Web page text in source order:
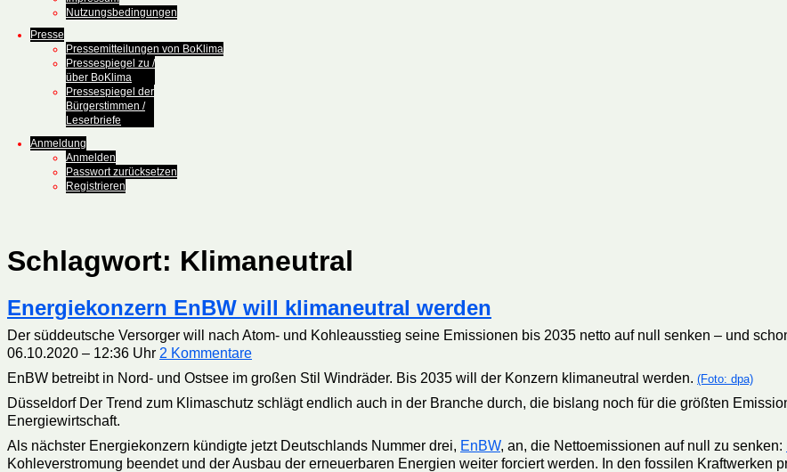
Nutzungsbedingungen
Presse
Pressemitteilungen von BoKlima
Pressespiegel zu /
über BoKlima
Pressespiegel der
Bürgerstimmen /
Leserbriefe
Anmeldung
Anmelden
Passwort zurücksetzen
Registrieren
Schlagwort: Klimaneutral
Energiekonzern EnBW will klimaneutral werden
Der süddeutsche Versorger will nach Atom- und Kohleausstieg seine Emissionen bis 2035 netto auf null senken – und
06.10.2020 – 12:36 Uhr 2 Kommentare
EnBW betreibt in Nord- und Ostsee im großen Stil Windräder. Bis 2035 will der Konzern klimaneutral werden. (Foto: dpa)
Düsseldorf Der Trend zum Klimaschutz schlägt endlich auch in der Branche durch, die bislang noch für die größten
Energiewirtschaft.
Als nächster Energiekonzern kündigte jetzt Deutschlands Nummer drei, EnBW, an, die Nettoemissionen auf null zu senken:
Kohleverstromung beendet und der Ausbau der erneuerbaren Energien weiter forciert werden. In den fossilen Kraftwerken